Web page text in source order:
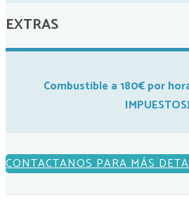
EXTRAS
Combustible a 180€ por
IMPUESTOS)
CONTACTANOS PARA MÁS